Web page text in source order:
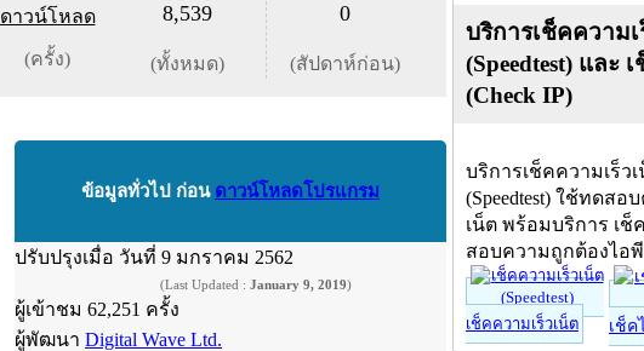
ดาวน์โหลด
(ครั้ง)
8,539
(ทั้งหมด)
0
(สัปดาห์ก่อน)
ข้อมูลทั่วไป ก่อน ดาวน์โหลดโปรแกรม
ปรับปรุงเมื่อ วันที่ 9 มกราคม 2562
(Last Updated : January 9, 2019)
ผู้เข้าชม 62,251 ครั้ง
ผู้พัฒนา Digital Wave Ltd.
บริการเช็คความเ
(Speedtest) และ
(Check IP)
บริการเช็คความเร็ว
(Speedtest) ใช้ทดสอ
เน็ต พร้อมบริการ เช็
สอบความถูกต้องไอ
เช็คความเร็วเน็ต เช็ค